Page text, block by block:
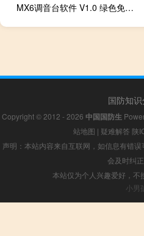
MX6调音台软件 V1.0 绿色免费版（MX6调音台软件 V1.0 绿色免费版功能简介）
国防知
Copyright © 2012 - 2026 中国国防生
站地图 | 疑难解答 陕
声明：本站内容来自互联网，如信息有错
会及时纠
本站仅为个人兴趣爱好，不
小男